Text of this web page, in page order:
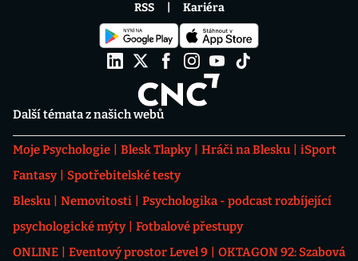
Další témata z našich webů
Moje Psychologie Blesk Tlapky Hráči na Blesku
iSport
Fantasy
Spotřebitelské testy
Blesku
Nemovitosti
Psychologika - podcast rozbíjející
psychologické mýty
Fotbalové přestupy
ONLINE
Eventový prostor Level 9
OKTAGON 92: Szabová
RSS Kariéra